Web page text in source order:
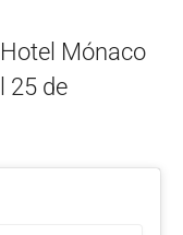
Mónaco
25 de